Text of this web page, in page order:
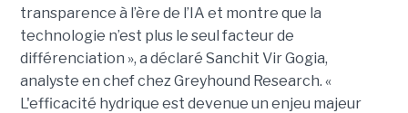
transparence à l’ère de l’IA et montre que la
technologie n’est plus le seul facteur de
différenciation », a déclaré Sanchit Vir Gogia,
analyste en chef chez Greyhound Research. «
L'efficacité hydrique est devenue un enjeu majeur